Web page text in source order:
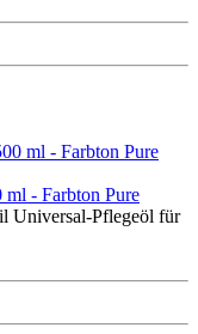
- Farbton Pure
Universal-Pflegeöl für